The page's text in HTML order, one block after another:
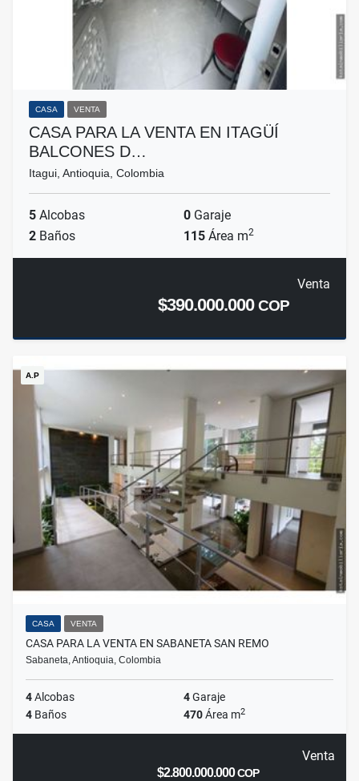
CASA VENTA
CASA PARA LA VENTA EN ITAGÜÍ
BALCONES D…
Itagui, Antioquia, Colombia
5 Alcobas 0 Garaje
2 Baños 115 Área m2
Venta
$390.000.000COP
A.P
CASA VENTA
CASA PARA LA VENTA EN SABANETA SAN REMO
Sabaneta, Antioquia, Colombia
4Alcobas 4Garaje
4 Baños 470Área m2
Venta
$2.800.000.000COP